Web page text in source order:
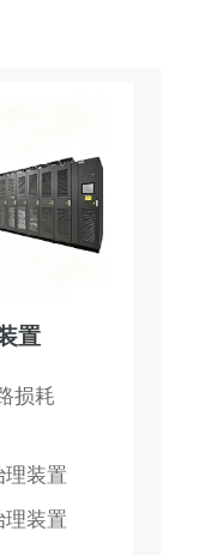
置
损耗
理装置
理装置
变频节能
能系统